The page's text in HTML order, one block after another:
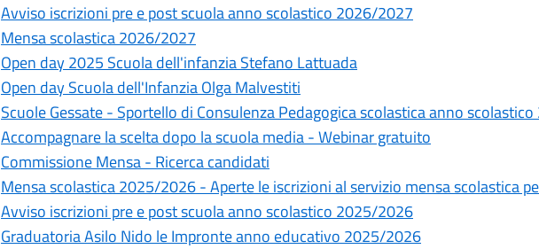
Avviso iscrizioni pre e post scuola anno scolastico 2026/2027
Mensa scolastica 2026/2027
Open day 2025 Scuola dell'infanzia Stefano Lattuada
Open day Scuola dell'Infanzia Olga Malvestiti
Scuole Gessate - Sportello di Consulenza Pedagogica scolastica anno
Accompagnare la scelta dopo la scuola media - Webinar gratuito
Commissione Mensa - Ricerca candidati
Mensa scolastica 2025/2026 - Aperte le iscrizioni al servizio mensa scolastica
Avviso iscrizioni pre e post scuola anno scolastico 2025/2026
Graduatoria Asilo Nido le Impronte anno educativo 2025/2026